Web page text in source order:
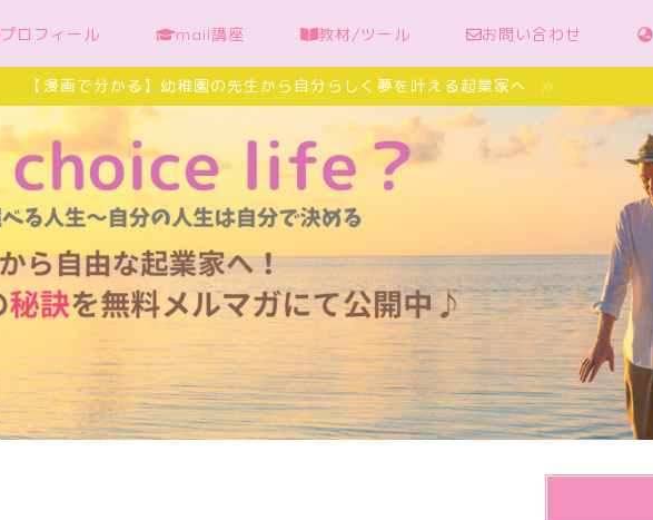
プロフィール mail講座 教材/ツール お問い合わせ
【漫画で分かる】幼稚園の先生から自分らしく夢を叶える起業家へ